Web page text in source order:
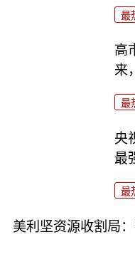
最
高
来
最
央
最
最
美利坚资源收割局